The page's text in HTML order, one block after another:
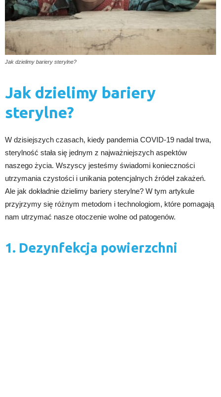
Jak dzielimy bariery sterylne?
Jak dzielimy bariery
sterylne?
W dzisiejszych czasach, kiedy pandemia COVID-19 nadal trwa,
sterylność stała się jednym z najważniejszych aspektów
naszego życia. Wszyscy jesteśmy świadomi konieczności
utrzymania czystości i unikania potencjalnych źródeł zakażeń.
Ale jak dokładnie dzielimy bariery sterylne? W tym artykule
przyjrzymy się różnym metodom i technologiom, które pomagają
nam utrzymać nasze otoczenie wolne od patogenów.
1. Dezynfekcja powierzchni